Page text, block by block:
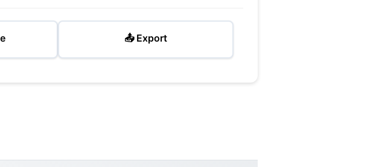
📤 Export